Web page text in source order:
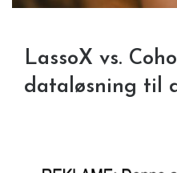
LassoX vs.
dataløsning til